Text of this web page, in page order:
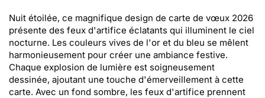
Nuit étoilée, ce magnifique design de carte de vœux 2026
présente des feux d'artifice éclatants qui illuminent le ciel
nocturne. Les couleurs vives de l'or et du bleu se mêlent
harmonieusement pour créer une ambiance festive.
Chaque explosion de lumière est soigneusement
dessinée, ajoutant une touche d'émerveillement à cette
carte. Avec un fond sombre, les feux d'artifice prennent